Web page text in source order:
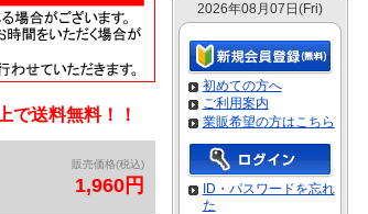
で送料無料！！
販売価格(税込)
1,960円
2026年08月07日(Fri)
初めての方へ
ご利用案内
業販希望の方はこちら
ID・パスワードを忘れ
た